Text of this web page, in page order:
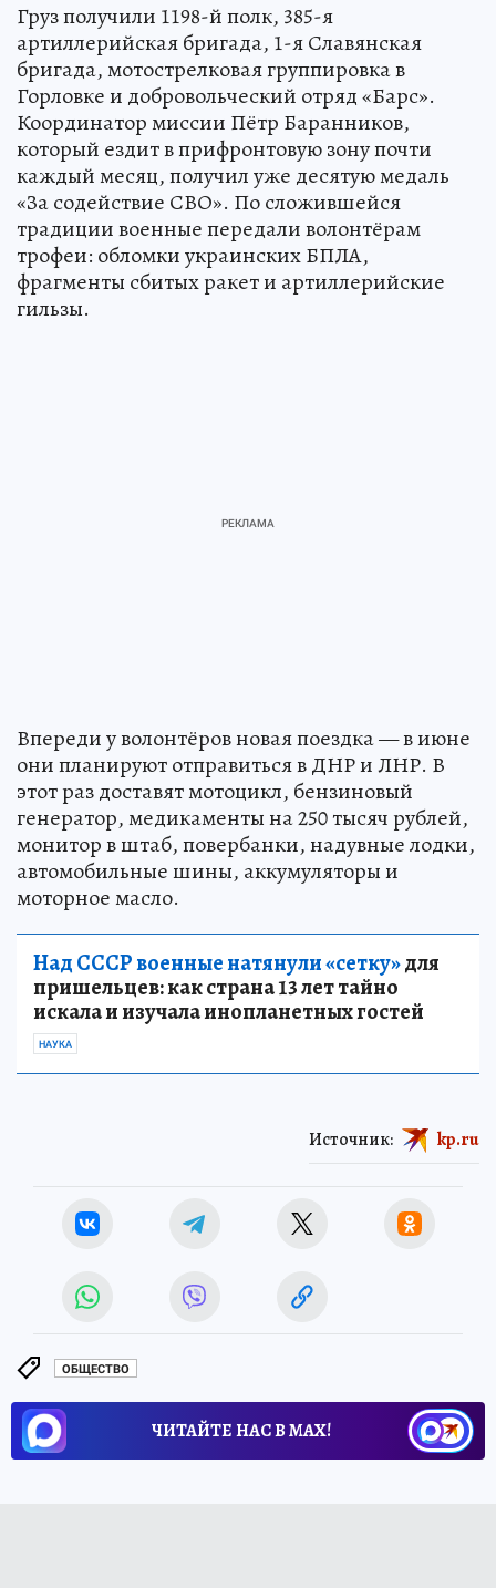
Груз получили 1198-й полк, 385-я
артиллерийская бригада, 1-я Славянская
бригада, мотострелковая группировка в
Горловке и добровольческий отряд «Барс».
Координатор миссии Пётр Баранников,
который ездит в прифронтовую зону почти
каждый месяц, получил уже десятую медаль
«За содействие СВО». По сложившейся
традиции военные передали волонтёрам
трофеи: обломки украинских БПЛА,
фрагменты сбитых ракет и артиллерийские
гильзы.
Впереди у волонтёров новая поездка — в июне
они планируют отправиться в ДНР и ЛНР. В
этот раз доставят мотоцикл, бензиновый
генератор, медикаменты на 250 тысяч рублей,
монитор в штаб, повербанки, надувные лодки,
автомобильные шины, аккумуляторы и
моторное масло.
Над СССР военные натянули «сетку»для
пришельцев: как страна 13 лет тайно
искала и изучала инопланетных гостей
НАУКА
Источник: kp.ru
ОБЩЕСТВО
ЧИТАЙТЕ НАС В МАХ!